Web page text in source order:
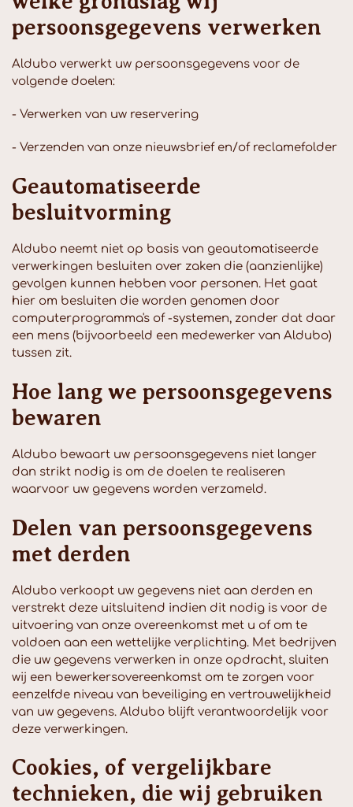
persoonsgegevens verwerken
Aldubo verwerkt uw persoonsgegevens voor de
volgende doelen:
- Verwerken van uw reservering
- Verzenden van onze nieuwsbrief en/of reclamefolder
Geautomatiseerde
besluitvorming
Aldubo neemt niet op basis van geautomatiseerde
verwerkingen besluiten over zaken die (aanzienlijke)
gevolgen kunnen hebben voor personen. Het gaat
hier om besluiten die worden genomen door
computerprogramma's of -systemen, zonder dat daar
een mens (bijvoorbeeld een medewerker van Aldubo)
tussen zit.
Hoe lang we persoonsgegevens
bewaren
Aldubo bewaart uw persoonsgegevens niet langer
dan strikt nodig is om de doelen te realiseren
waarvoor uw gegevens worden verzameld.
Delen van persoonsgegevens
met derden
Aldubo verkoopt uw gegevens niet aan derden en
verstrekt deze uitsluitend indien dit nodig is voor de
uitvoering van onze overeenkomst met u of om te
voldoen aan een wettelijke verplichting. Met bedrijven
die uw gegevens verwerken in onze opdracht, sluiten
wij een bewerkersovereenkomst om te zorgen voor
eenzelfde niveau van beveiliging en vertrouwelijkheid
van uw gegevens. Aldubo blijft verantwoordelijk voor
deze verwerkingen.
Cookies, of vergelijkbare
technieken, die wij gebruiken